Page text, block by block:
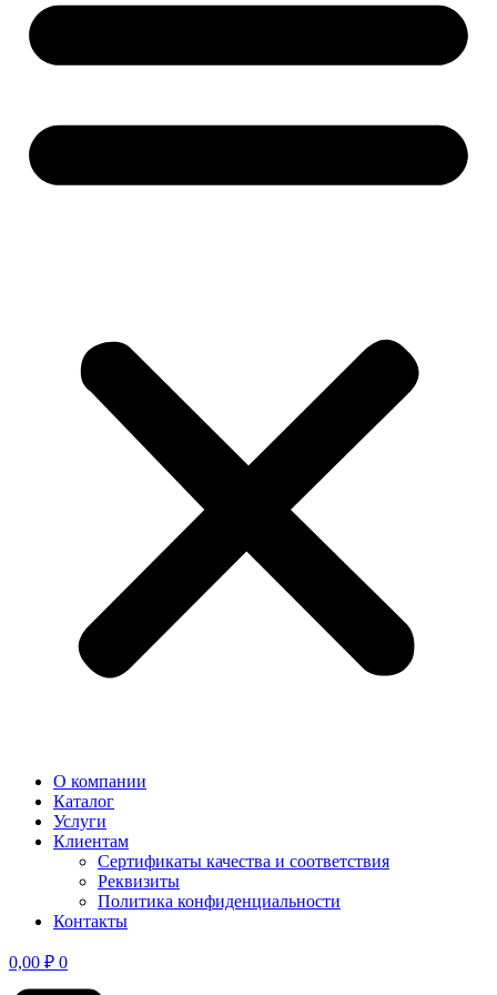
О компании
Каталог
Услуги
Клиентам
Сертификаты качества и соответствия
Реквизиты
Политика конфиден­циальности
Контакты
0,00 ₽ 0